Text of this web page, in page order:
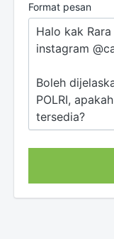
Format pesan